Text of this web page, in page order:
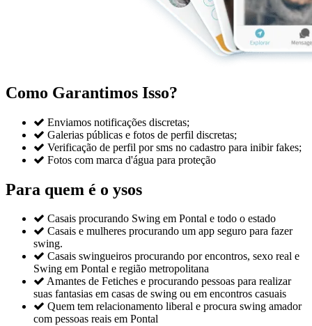
Como Garantimos Isso?
 Enviamos notificações discretas;
 Galerias públicas e fotos de perfil discretas;
 Verificação de perfil por sms no cadastro para inibir fakes;
 Fotos com marca d'água para proteção
Para quem é o ysos
 Casais procurando Swing em Pontal e todo o estado
 Casais e mulheres procurando um app seguro para fazer
swing.
 Casais swingueiros procurando por encontros, sexo real e
Swing em Pontal e região metropolitana
 Amantes de Fetiches e procurando pessoas para realizar
suas fantasias em casas de swing ou em encontros casuais
 Quem tem relacionamento liberal e procura swing amador
com pessoas reais em Pontal